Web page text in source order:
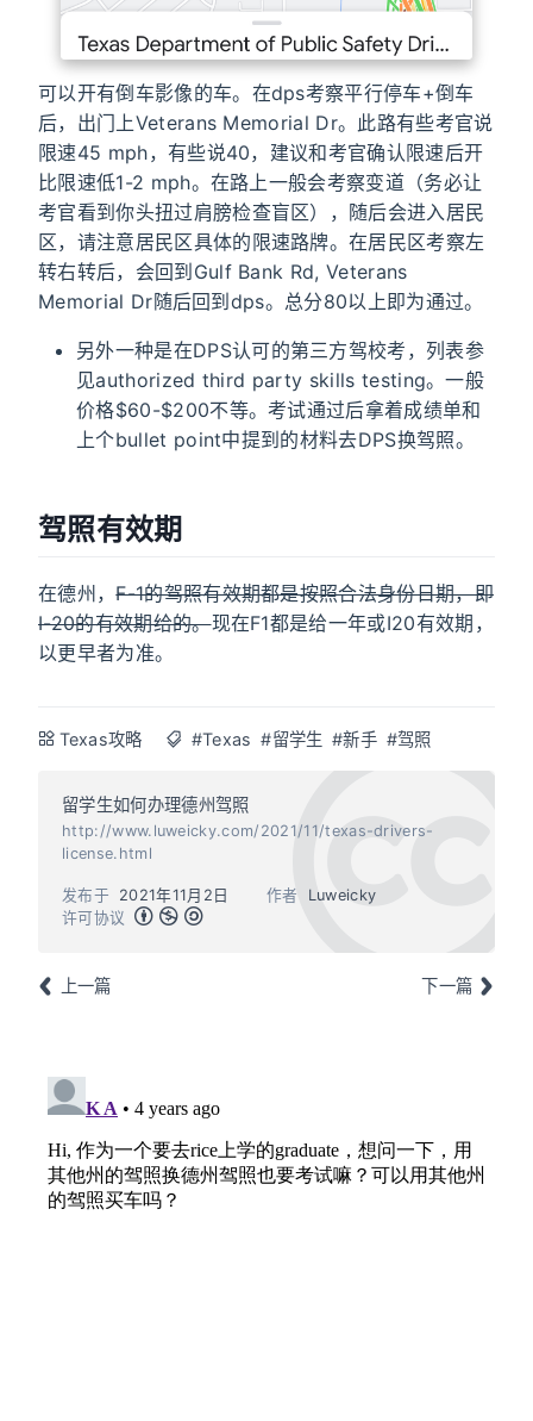
可以开有倒车影像的车。在dps考察平行停车+倒车
后，出门上Veterans Memorial Dr。此路有些考官说
限速45 mph，有些说40，建议和考官确认限速后开
比限速低1-2 mph。在路上一般会考察变道（务必让
考官看到你头扭过肩膀检查盲区），随后会进入居民
区，请注意居民区具体的限速路牌。在居民区考察左
转右转后，会回到Gulf Bank Rd, Veterans
Memorial Dr随后回到dps。总分80以上即为通过。
另外一种是在DPS认可的第三方驾校考，列表参
见authorized third party skills testing。一般
价格$60-$200不等。考试通过后拿着成绩单和
上个bullet point中提到的材料去DPS换驾照。
驾照有效期
在德州，F-1的驾照有效期都是按照合法身份日期，即
I-20的有效期给的。现在F1都是给一年或I20有效期，
以更早者为准。
Texas攻略 #Texas #留学生 #新手 #驾照
留学生如何办理德州驾照
http://www.luweicky.com/2021/11/texas-drivers-
license.html
作者 Luweicky
发布于
2021年11月2日
许可协议
上一篇 下一篇